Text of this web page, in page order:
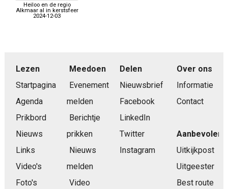
Heiloo en de regio
Alkmaar al in kerstsfeer
2024-12-03
Lezen
Startpagina
Agenda
Prikbord
Nieuws
Links
Video's
Foto's
Meedoen
Evenement
melden
Berichtje
prikken
Nieuws
melden
Video
Delen
Nieuwsbrief
Facebook
LinkedIn
Twitter
Instagram
Over ons
Informatie
Contact
Aanbevolen
Uitkijkpost
Uitgeester
Best route